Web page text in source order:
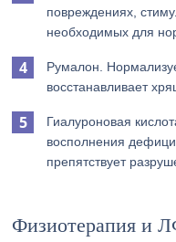
повреждениях,
необходимых для
Румалон.
восстанавливает
Гиалуроновая
восполнения
препятствует
Физиотерапия и